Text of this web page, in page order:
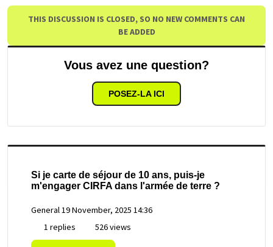
THIS DISCUSSION IS CLOSED, SO NO NEW COMMENTS CAN
BE ADDED
Vous avez une question?
POSEZ-LA ICI
Si je carte de séjour de 10 ans, puis-je
m'engager CIRFA dans l'armée de terre ?
General19 November, 2025 14:36
1 replies
526 views